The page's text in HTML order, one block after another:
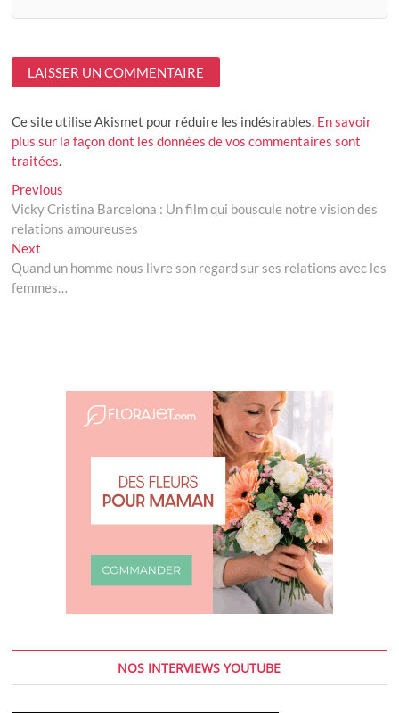
Ce site utilise Akismet pour réduire les indésirables. En savoir
plus sur la façon dont les données de vos commentaires sont
traitées.
Navigation
de
l’article
Previous
post:
Vicky Cristina Barcelona : Un film qui bouscule notre vision des
relations amoureuses
Next
post:
Quand un homme nous livre son regard sur ses relations avec les
femmes…
NOS INTERVIEWS YOUTUBE